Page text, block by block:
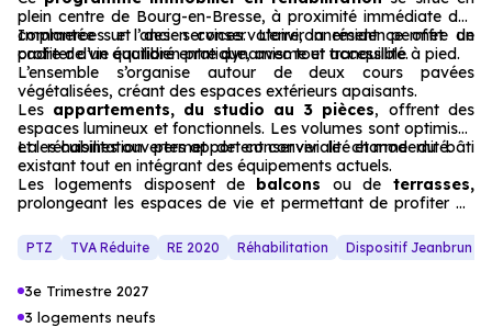
plein centre de Bourg-en-Bresse, à proximité immédiate des
commerces et des services. L’environnement permet de
profiter d’un quotidien pratique, avec tout accessible à pied.
Implantée sur l’ancien conservatoire, la résidence offre un
cadre de vie équilibré entre dynamisme et tranquillité.
L’ensemble s’organise autour de deux cours pavées
végétalisées, créant des espaces extérieurs apaisants.
Les appartements, du studio au 3 pièces, offrent des
espaces lumineux et fonctionnels. Les volumes sont optimisés
et les cuisines ouvertes apportent convivialité et modernité.
La réhabilitation permet de conserver le charme du bâti
existant tout en intégrant des équipements actuels.
Les logements disposent de balcons ou de terrasses,
prolongeant les espaces de vie et permettant de profiter de
PTZ TVA Réduite RE 2020 Réhabilitation Dispositif Jeanbrun
3e Trimestre 2027
3 logements neufs